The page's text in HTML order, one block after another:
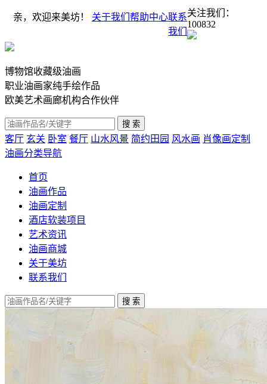
亲，欢迎来美坊！ 关于我们 帮助中心联系
我们
关注我们：
100832
博物馆收藏级油画
职业油画家纯手绘作品
欧美艺术画廊机构合作伙伴
客厅 玄关 卧室 餐厅 山水风景 简约田园 风水画 肖像画定制
油画分类导航
首页
油画作品
油画定制
酒店软装项目
艺术资讯
油画商城
关于美坊
联系我们